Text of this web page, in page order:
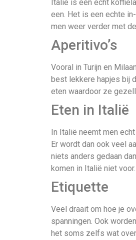
Italië is een echt
een. Het is een echte
men weer verder met
Aperitivo’s
Vooral in Turijn en
best lekkere hapjes bij
eten waardoor ze
Eten in Italië
In Italië neemt men
Er wordt dan ook veel
niets anders gedaan
komen in Italië niet voor.
Etiquette
Veel draait om hoe je
spanningen. Ook
het soms zelfs wat